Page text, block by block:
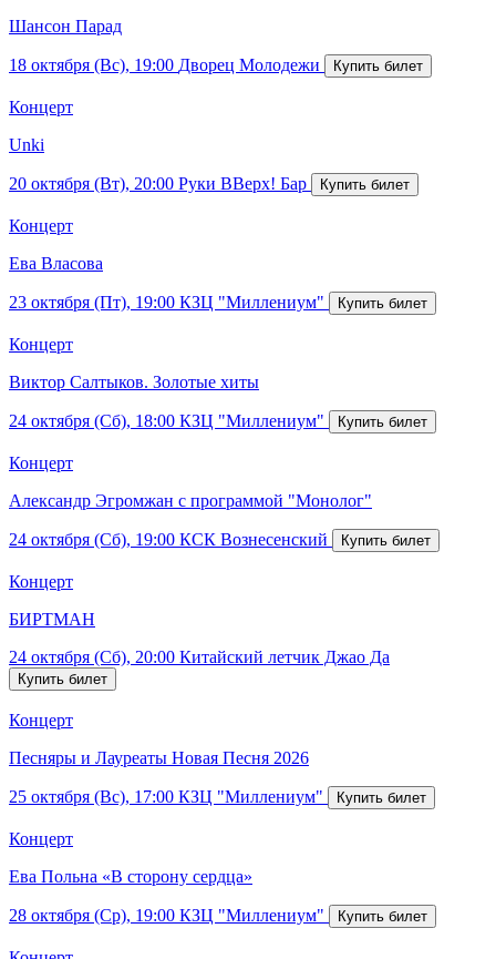
Шансон Парад
18 октября (Вс), 19:00 Дворец Молодежи
Концерт
Unki
20 октября (Вт), 20:00 Руки ВВерх! Бар
Концерт
Ева Власова
23 октября (Пт), 19:00 КЗЦ "Миллениум"
Концерт
Виктор Салтыков. Золотые хиты
24 октября (Сб), 18:00 КЗЦ "Миллениум"
Концерт
Александр Эгромжан с программой "Монолог"
24 октября (Сб), 19:00 КСК Вознесенский
Концерт
БИРТМАН
24 октября (Сб), 20:00 Китайский летчик Джао Да
Концерт
Песняры и Лауреаты Новая Песня 2026
25 октября (Вс), 17:00 КЗЦ "Миллениум"
Концерт
Ева Польна «В сторону сердца»
28 октября (Ср), 19:00 КЗЦ "Миллениум"